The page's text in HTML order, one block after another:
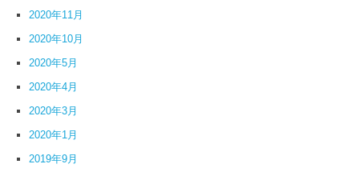
2020年11月
2020年10月
2020年5月
2020年4月
2020年3月
2020年1月
2019年9月